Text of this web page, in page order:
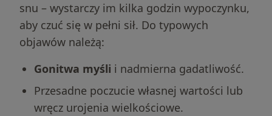
snu – wystarczy im kilka godzin wypoczynku,
aby czuć się w pełni sił. Do typowych
objawów należą:
Gonitwa myśli i nadmierna gadatliwość.
Przesadne poczucie własnej wartości lub
wręcz urojenia wielkościowe.